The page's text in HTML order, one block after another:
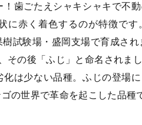
歯ごたえシャキシャキで不
に赤く着色するのが特徴です
試験場・盛岡支場で育成さ
その後「ふじ」と命名されま
は少ない品種。ふじの登場
の世界で革命を起こした品種